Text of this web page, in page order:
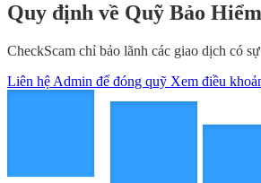
Quy định về Quỹ Bảo Hiểm
CheckScam chỉ bảo lãnh các giao dịch có
Liên hệ Admin để đóng quỹ Xem điều